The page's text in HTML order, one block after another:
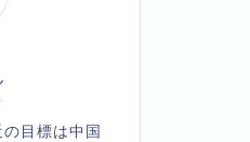
目標は中国